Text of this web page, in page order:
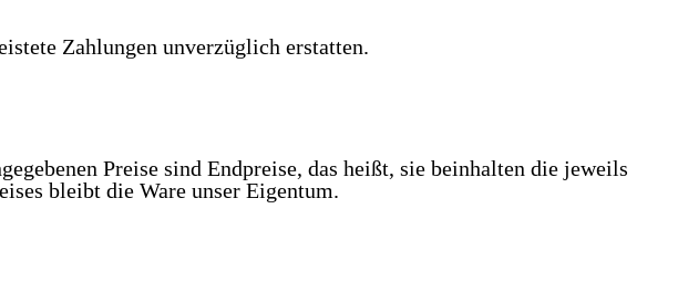
Zahlungen unverzüglich erstatten.
Preise sind Endpreise, das heißt, sie beinhalten die jeweils
bleibt die Ware unser Eigentum.